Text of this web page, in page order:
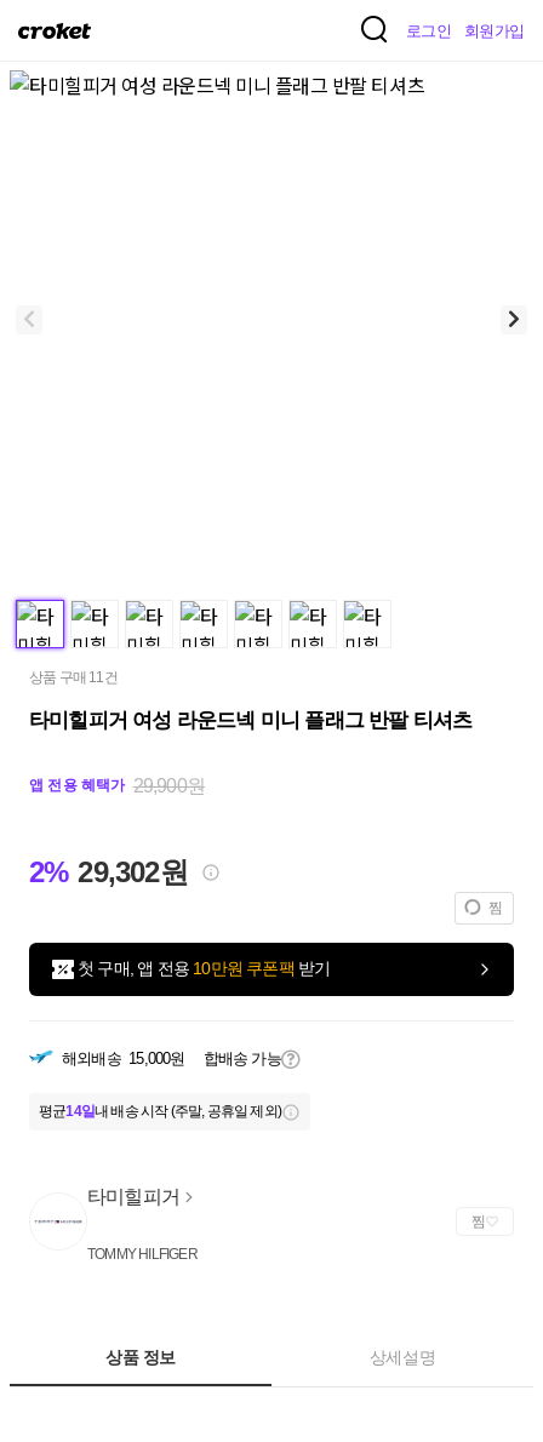
크
켓
로그인 회원가입
상품 구매 11건
타미힐피거 여성 라운드넥 미니 플래그 반팔 티셔츠
앱 전용 혜택가 29,900원
2% 29,302원
찜
첫 구매, 앱 전용 10만원 쿠폰팩 받기
해외배송 15,000원 합배송 가능
평균14일내 배송 시작 (주말, 공휴일 제외)
타미힐피거
TOMMY HILFIGER
찜
상품 정보 상세설명